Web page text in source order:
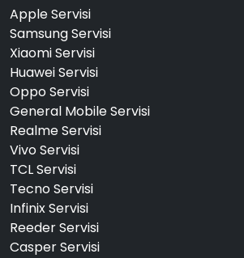
Apple Servisi
Samsung Servisi
Xiaomi Servisi
Huawei Servisi
Oppo Servisi
General Mobile Servisi
Realme Servisi
Vivo Servisi
TCL Servisi
Tecno Servisi
Infinix Servisi
Reeder Servisi
Casper Servisi